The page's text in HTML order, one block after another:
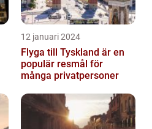
12 januari 2024
Flyga till Tyskland är en
populär resmål för
många privatpersoner